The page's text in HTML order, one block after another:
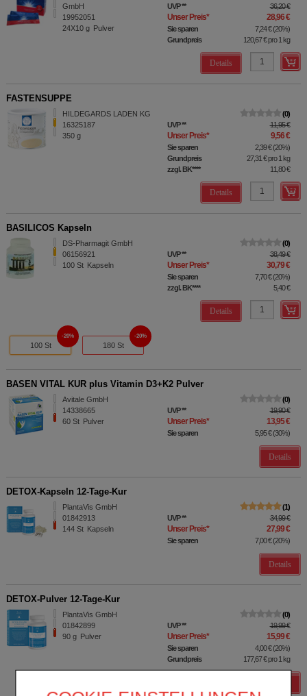
GmbH
19952051
24X10 g Pulver
UVP** 36,20 €
Unser Preis* 28,96 €
Sie sparen 7,24 €(20%)
Grundpreis
120,67 €pro 1 kg
Details
FASTENSUPPE
HILDEGARDS LADEN KG
16325187
350 g
0
UVP** 11,95 €
Unser Preis* 9,56 €
Sie sparen 2,39 €(20%)
Grundpreis
27,31 €pro 1 kg
zzgl. BK**** 11,80 €
Details
BASILICOS Kapseln
DS-Pharmagit GmbH
06156921
100 St Kapseln
0
UVP** 38,49 €
Unser Preis* 30,79 €
Sie sparen 7,70 €(20%)
zzgl. BK**** 5,40 €
Details
100 St
20%
180 St
20%
BASEN VITAL KUR plus Vitamin D3+K2 Pulver
Avitale GmbH
14338665
60 St Pulver
0
UVP** 19,90 €
Unser Preis* 13,95 €
Sie sparen 5,95 €(30%)
Details
DETOX-Kapseln 12-Tage-Kur
PlantaVis GmbH
01842913
144 St Kapseln
1
UVP** 34,99 €
Unser Preis* 27,99 €
Sie sparen 7,00 €(20%)
Details
DETOX-Pulver 12-Tage-Kur
PlantaVis GmbH
01842899
90 g Pulver
0
UVP** 19,99 €
Unser Preis* 15,99 €
Sie sparen 4,00 €(20%)
Grundpreis
177,67 €pro 1 kg